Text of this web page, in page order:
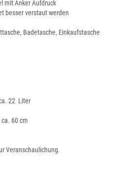
mit Anker Aufdruck
besser verstaut werden
Badetasche, Einkaufstasche
22 Liter
ca. 60 cm
Veranschaulichung.